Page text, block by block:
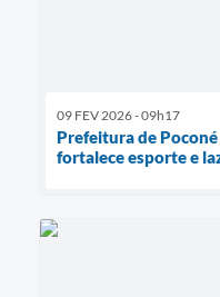
09 FEV 2026 - 09h17
Prefeitura de
fortalece esporte e